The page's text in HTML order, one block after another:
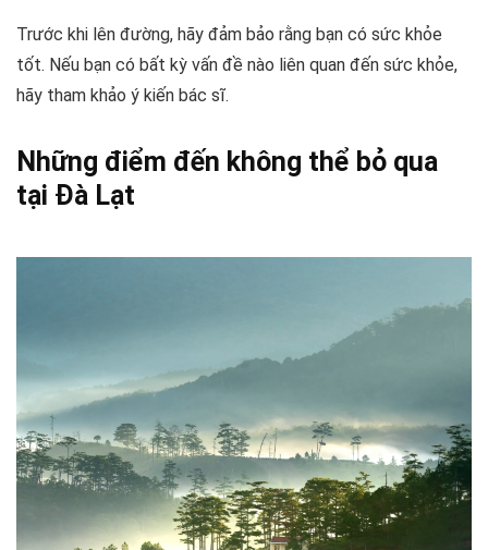
Trước khi lên đường, hãy đảm bảo rằng bạn có sức khỏe
tốt. Nếu bạn có bất kỳ vấn đề nào liên quan đến sức khỏe,
hãy tham khảo ý kiến bác sĩ.
Những điểm đến không thể bỏ qua
tại Đà Lạt